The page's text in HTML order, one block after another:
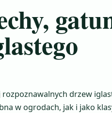
rozpoznawalnych drzew
w ogrodach, jak i jako